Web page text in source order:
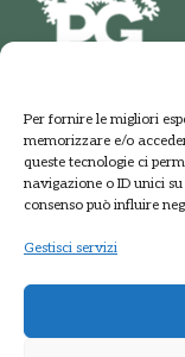
Per fornire le migliori
memorizzare e/o
queste tecnologie ci
navigazione o ID unici
consenso può influire
Gestisci servizi
E
Via della
20033
Tel.: +39 02
PEC: